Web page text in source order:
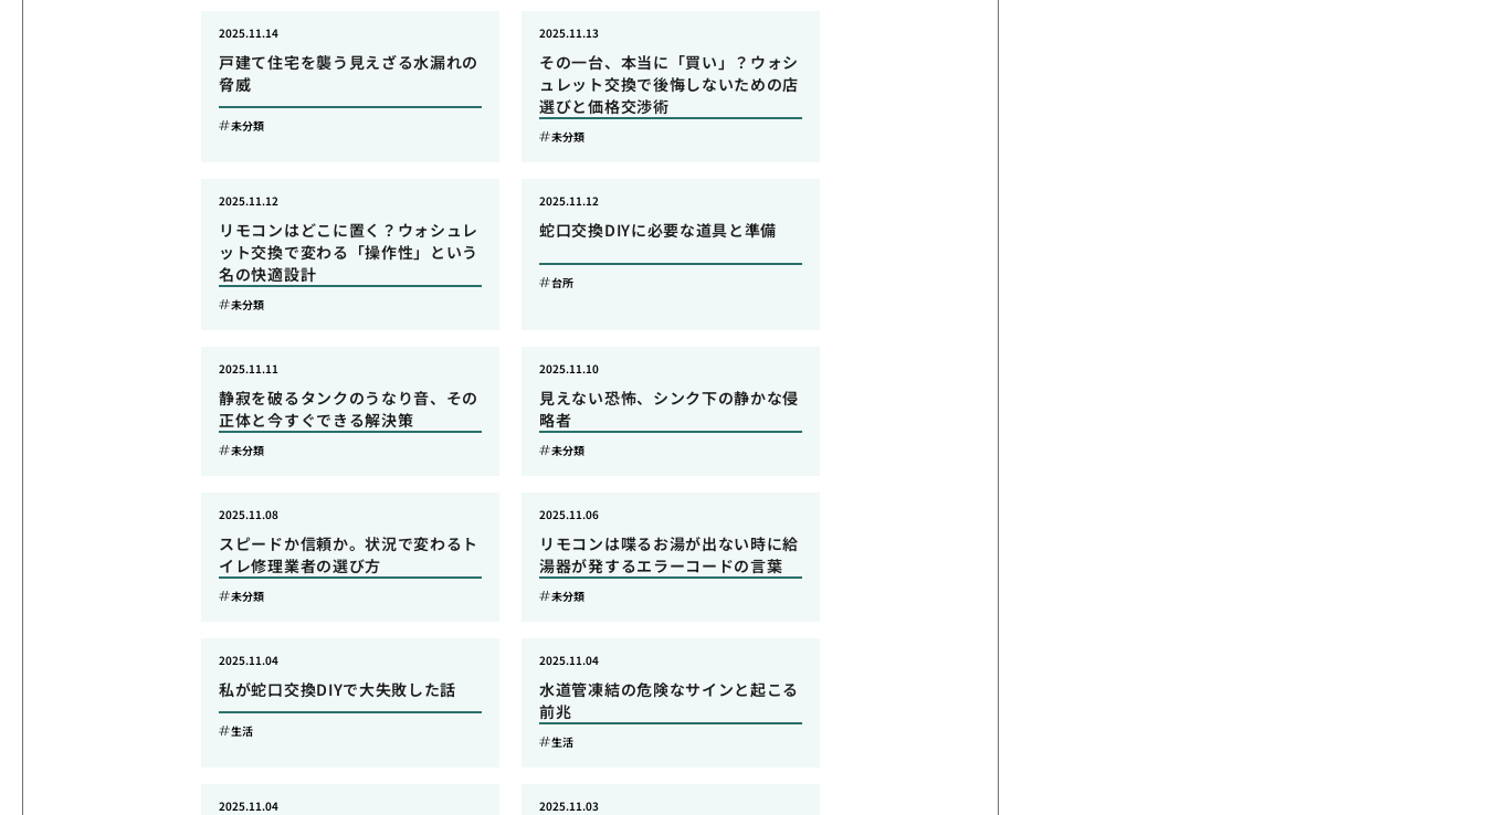
戸建て住宅を襲う見えざる水漏れの
脅威
2025.11.14
未分類
その一台、本当に「買い」？ウォシ
ュレット交換で後悔しないための店
選びと価格交渉術
2025.11.13
未分類
リモコンはどこに置く？ウォシュレ
ット交換で変わる「操作性」という
名の快適設計
2025.11.12
未分類
蛇口交換DIYに必要な道具と準備
2025.11.12
台所
静寂を破るタンクのうなり音、その
正体と今すぐできる解決策
2025.11.11
未分類
見えない恐怖、シンク下の静かな侵
略者
2025.11.10
未分類
スピードか信頼か。状況で変わるト
イレ修理業者の選び方
2025.11.08
未分類
リモコンは喋るお湯が出ない時に給
湯器が発するエラーコードの言葉
2025.11.06
未分類
私が蛇口交換DIYで大失敗した話
2025.11.04
生活
水道管凍結の危険なサインと起こる
前兆
2025.11.04
生活
2025.11.04 2025.11.03